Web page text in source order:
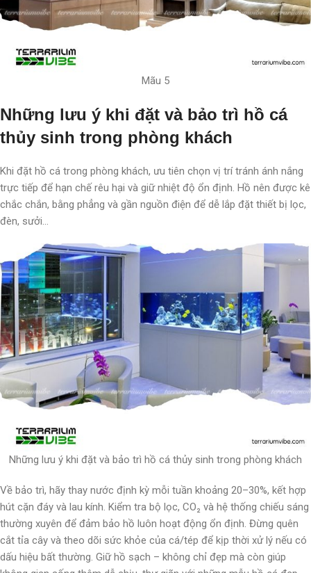
Mãu 5
Những lưu ý khi đặt và bảo trì hồ cá
thủy sinh trong phòng khách
Khi đặt hồ cá trong phòng khách, ưu tiên chọn vị trí tránh ánh nắng
trực tiếp để hạn chế rêu hại và giữ nhiệt độ ổn định. Hồ nên được kê
chắc chắn, bằng phẳng và gần nguồn điện để dễ lắp đặt thiết bị lọc,
đèn, sưởi…
Những lưu ý khi đặt và bảo trì hồ cá thủy sinh trong phòng khách
Về bảo trì, hãy thay nước định kỳ mỗi tuần khoảng 20–30%, kết hợp
hút cặn đáy và lau kính. Kiểm tra bộ lọc, CO₂ và hệ thống chiếu sáng
thường xuyên để đảm bảo hồ luôn hoạt động ổn định. Đừng quên
cắt tỉa cây và theo dõi sức khỏe của cá/tép để kịp thời xử lý nếu có
dấu hiệu bất thường. Giữ hồ sạch – không chỉ đẹp mà còn giúp